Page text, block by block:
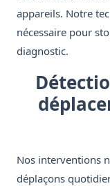
appareils. Notre
nécessaire pour
diagnostic.
Nos interventions
déplaçons